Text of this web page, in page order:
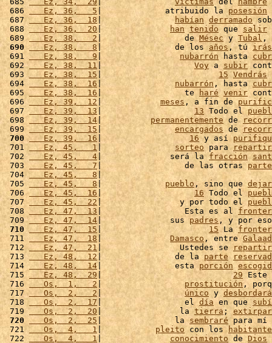
686
   Ez, 36,   5
|             atribuido la posesión
687
   Ez, 36,  18
| habían derramado
688
   Ez, 36,  20
| han tenido que salir
689
   Ez, 38,   2
|                 de Mésec y Tubal ,
690
   Ez, 38,   8
|               de los años , tú irás
691
   Ez, 38,   9
| nubarrón hasta
692
   Ez, 38,  11
| Voy a subir
693
   Ez, 38,  15
| 15 Vendrás
694
   Ez, 38,  16
| nubarrón , hasta
695
   Ez, 38,  16
|                 te haré venir
696
   Ez, 39,  12
| meses , a fin de
697
   Ez, 39,  13
| 13 Todo el
698
   Ez, 39,  14
| permanentemente de
699
   Ez, 39,  15
| encargados de
700
   Ez, 39,  16
| 16 y así
701
   Ez, 45,   1
| sorteo para
702
   Ez, 45,   4
|              será la fracción
703
   Ez, 45,   7
|                 de las otras
704
   Ez, 45,   8
|
705
   Ez, 45,   8
| pueblo , sino que
706
   Ez, 45,  16
| 16 Todo el
707
   Ez, 45,  22
|                y por todo el
708
   Ez, 47,  13
|                 Esta es al
709
   Ez, 47,  14
|              sus padres , y por
710
   Ez, 47,  15
| 15 La
711
   Ez, 47,  18
| Damasco , entre Galaad
712
   Ez, 47,  21
|                Ustedes se
713
   Ez, 48,  12
|               de la parte
714
   Ez, 48,  14
|               esta porción
715
   Ez, 48,  29
| 29
716
   Os,  1,   2
| prostitución,
717
   Os,  2,   2
| único y
718
   Os,  2,  17
|                 el día en que
719
   Os,  2,  20
|                la tierra ;
720
   Os,  2,  25
|               la sembraré para
721
   Os,  4,   1
| pleito con los
722
   Os,  4,   1
| conocimiento de Dios